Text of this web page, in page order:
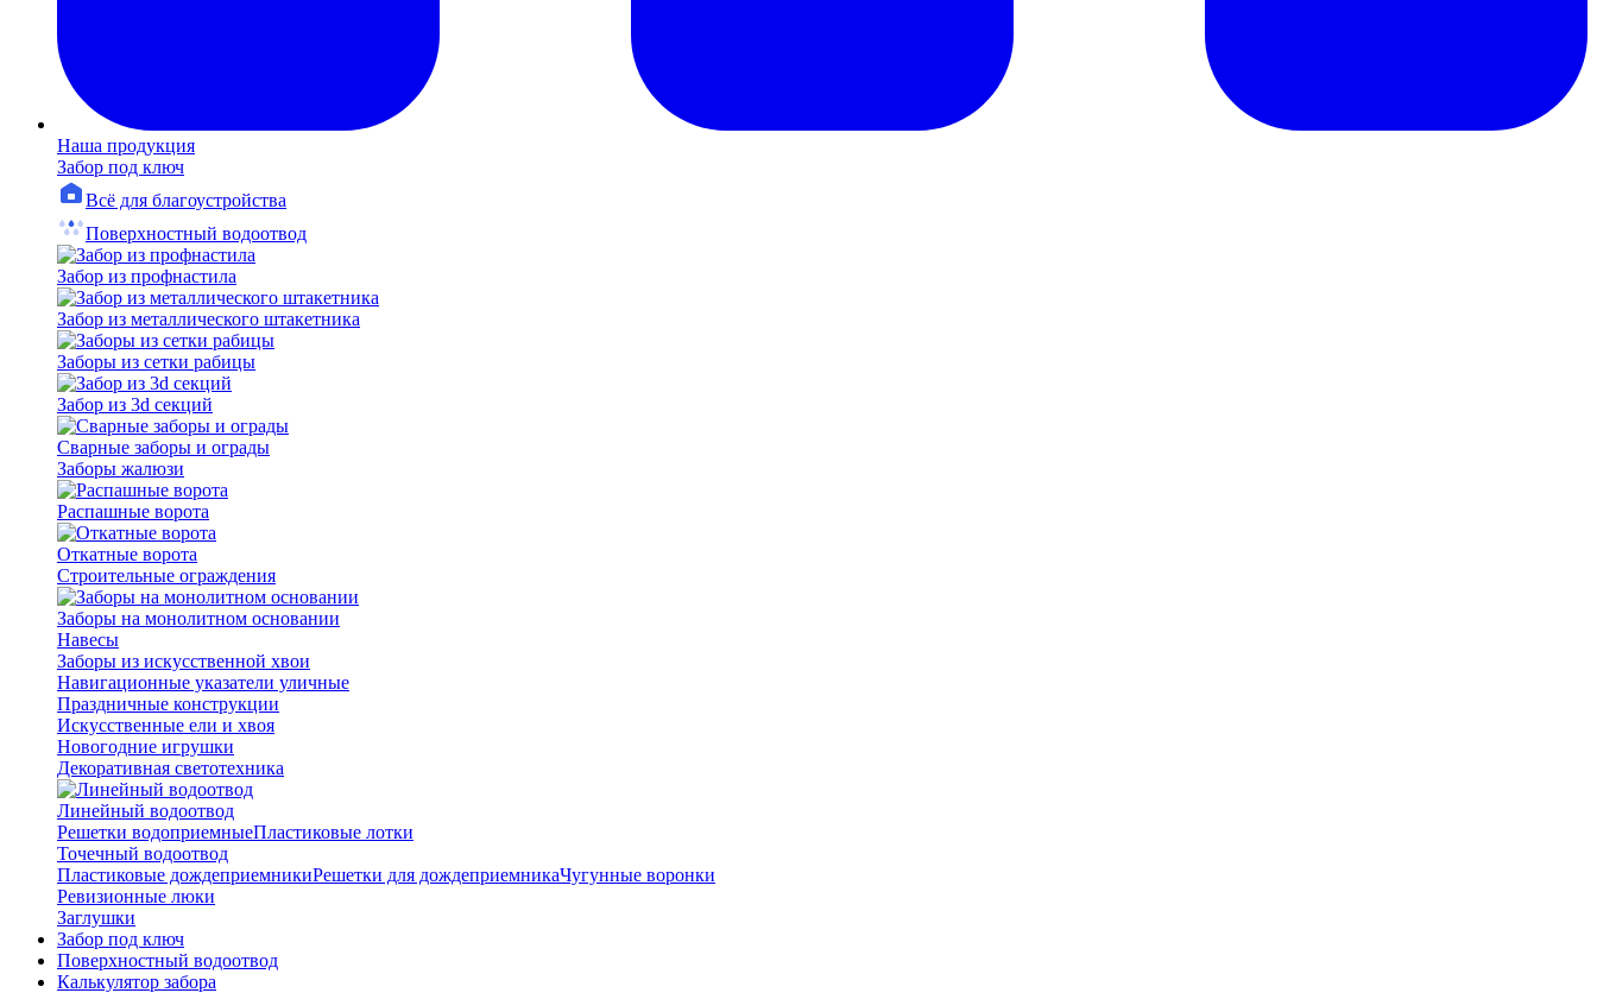
Наша продукция
Забор под ключ
Всё для благоустройства
Поверхностный водоотвод
Забор из профнастила
Забор из металлического штакетника
Заборы из сетки рабицы
Забор из 3d секций
Сварные заборы и ограды
Заборы жалюзи
Распашные ворота
Откатные ворота
Строительные ограждения
Заборы на монолитном основании
Навесы
Заборы из искусственной хвои
Навигационные указатели уличные
Праздничные конструкции
Искусственные ели и хвоя
Новогодние игрушки
Декоративная светотехника
Линейный водоотвод
Решетки водоприемныеПластиковые лотки
Точечный водоотвод
Пластиковые дождеприемникиРешетки для дождеприемникаЧугунные воронки
Ревизионные люки
Заглушки
Забор под ключ
Поверхностный водоотвод
Калькулятор забора